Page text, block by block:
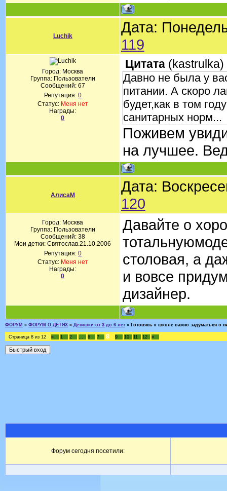
Luchik
Дата:
119
Город: Москва
Группа: Пользователи
Сообщений: 67
Репутация: 0
Статус: Меня нет
Награды:
0
Цитата (kastrulka)
Давно не была у
питании. А скоро
будет,как в том
санитарных норм...
Поживем
на лучшее.
АлисаМ
Дата:
120
Город: Москва
Группа: Пользователи
Сообщений: 38
Мои детки: Святослав.21.10.2006
Репутация: 0
Статус: Меня нет
Награды:
0
Давайте о
столовая, а
и вовсе
дизайнер.
ФОРУМ » ФОРУМ О ДЕТЯХ » Детишки от 3 до 6 лет » Готовясь к школе важно задуматься о
Страница 8 из 12 « 1 2 … 6 7 8 9 10 11 12 »
Форум сегодня посетили: